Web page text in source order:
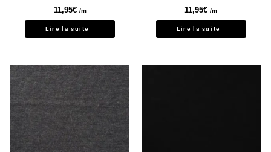
11,95€ /m
Lire la suite
11,95€ /m
Lire la suite